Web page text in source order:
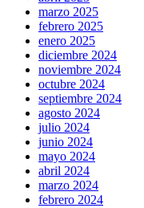
marzo 2025
febrero 2025
enero 2025
diciembre 2024
noviembre 2024
octubre 2024
septiembre 2024
agosto 2024
julio 2024
junio 2024
mayo 2024
abril 2024
marzo 2024
febrero 2024